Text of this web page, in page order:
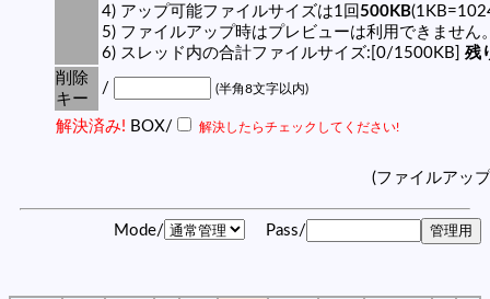
4) アップ可能ファイルサイズは1回 500KB
5) ファイルアップ時はプレビューは利用できません
6) スレッド内の合計ファイルサイズ:[0/1500KB] 残
削除
キー
/ (半角8文字以内)
解決済み! BOX/ 解決したらチェックしてください!
(ファイルアッ
Mode/ Pass/